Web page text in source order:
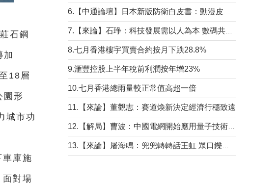
石鋼
加
18層
園形
城市功
庫施
對場
8.七月香港樓宇買賣合約按月下跌28.8%
9.滙豐控股上半年稅前利潤按年增23%
10.七月香港總雨量較正常值高超一倍
11.【來論】董觀志：賽道煥新決定經濟行穩致遠